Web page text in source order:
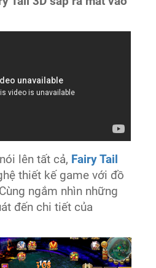
lên tất cả, Fairy Tail
thiết kế game với đồ
ngắm nhìn những
đến chi tiết của